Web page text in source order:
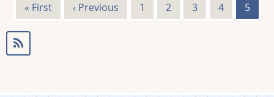
Seitennummerierung
Erste
Seite
« First
Vorherige
Seite
‹ Previous Page
1 Page
2 Page
3 Page
4
Seite
5